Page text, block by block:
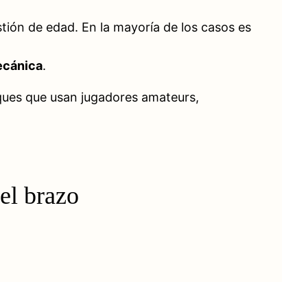
de edad. En la mayoría de los casos es
.
que usan jugadores amateurs,
brazo